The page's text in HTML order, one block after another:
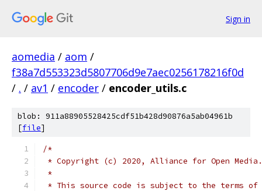
Sign in
aomedia / aom /
f38a7d553323d5807706d9e7aec0256178216f0d
/ . / av1 / encoder / encoder_utils.c
blob: 911a88905528425cdf51b428d90876a5ab04961b
[file]
/*
* Copyright (c) 2020, Alliance for Open
*
* This source code is subject to the terms of